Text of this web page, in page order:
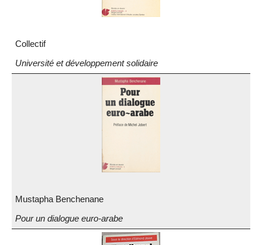
Collectif
Université et développement solidaire
Mustapha Benchenane
Pour un dialogue euro-arabe